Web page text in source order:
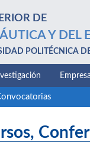
DE
Y DEL
POLITÉCNICA